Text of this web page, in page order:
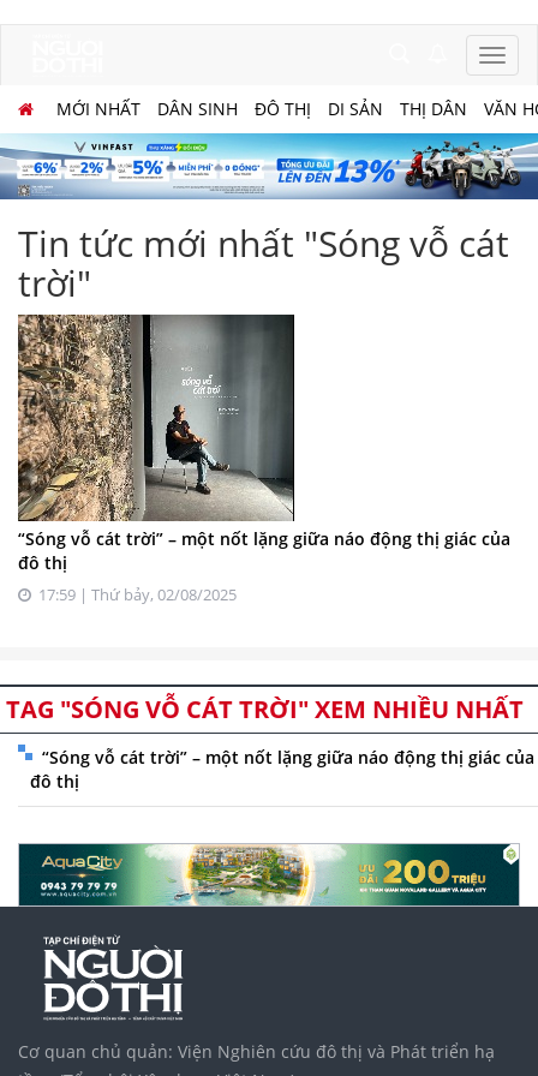
MỚI NHẤT DÂN SINH ĐÔ THỊ DI SẢN THỊ DÂN VĂN
Tin tức mới nhất "Sóng vỗ cát
trời"
“Sóng vỗ cát trời” – một nốt lặng giữa náo động thị giác của
đô thị
17:59 | Thứ bảy, 02/08/2025
TAG "SÓNG VỖ CÁT TRỜI" XEM NHIỀU NHẤT
“Sóng vỗ cát trời” – một nốt lặng giữa náo động thị giác của
đô thị
Cơ quan chủ quản: Viện Nghiên cứu đô thị và Phát triển hạ